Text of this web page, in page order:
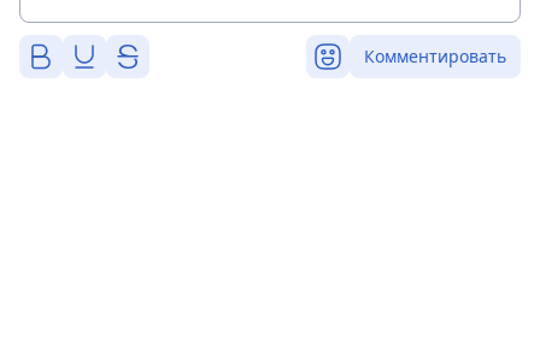
Комментировать